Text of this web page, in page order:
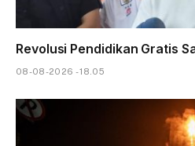
Revolusi Pendidikan Gratis
08-08-2026 - 18.05